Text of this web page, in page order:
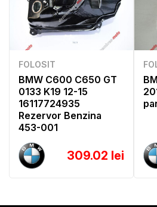
FOLOSIT
BMW C600 C650 GT
0133 K19 12-15
16117724935
Rezervor Benzina
453-001
309.02 lei